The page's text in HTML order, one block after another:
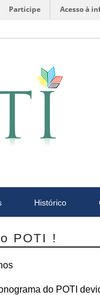
Participe Acesso à
Histórico
POTI !
do POTI